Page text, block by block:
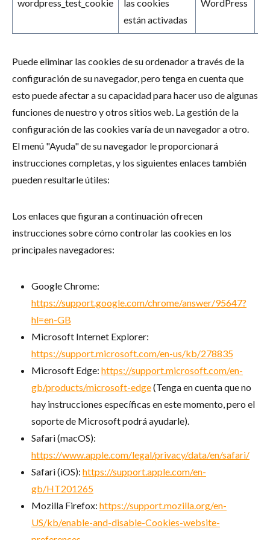
wordpress_test_cookie
las cookies
están activadas
WordPress
Puede eliminar las cookies de su ordenador a través de la
configuración de su navegador, pero tenga en cuenta que
esto puede afectar a su capacidad para hacer uso de algunas
funciones de nuestro y otros sitios web. La gestión de la
configuración de las cookies varía de un navegador a otro.
El menú "Ayuda" de su navegador le proporcionará
instrucciones completas, y los siguientes enlaces también
pueden resultarle útiles:
Los enlaces que figuran a continuación ofrecen
instrucciones sobre cómo controlar las cookies en los
principales navegadores:
Google Chrome:
https://support.google.com/chrome/answer/95647?
hl=en-GB
Microsoft Internet Explorer:
https://support.microsoft.com/en-us/kb/278835
Microsoft Edge: https://support.microsoft.com/en-
gb/products/microsoft-edge(Tenga en cuenta que no
hay instrucciones específicas en este momento, pero el
soporte de Microsoft podrá ayudarle).
Safari (macOS):
https://www.apple.com/legal/privacy/data/en/safari/
Safari (iOS): https://support.apple.com/en-
gb/HT201265
Mozilla Firefox: https://support.mozilla.org/en-
US/kb/enable-and-disable-Cookies-website-